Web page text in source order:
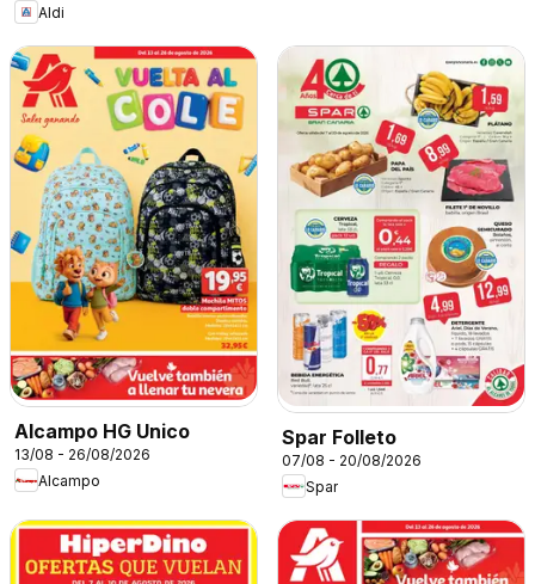
Aldi
Alcampo HG Unico
13/08 - 26/08/2026
Alcampo
Spar Folleto
07/08 - 20/08/2026
Spar